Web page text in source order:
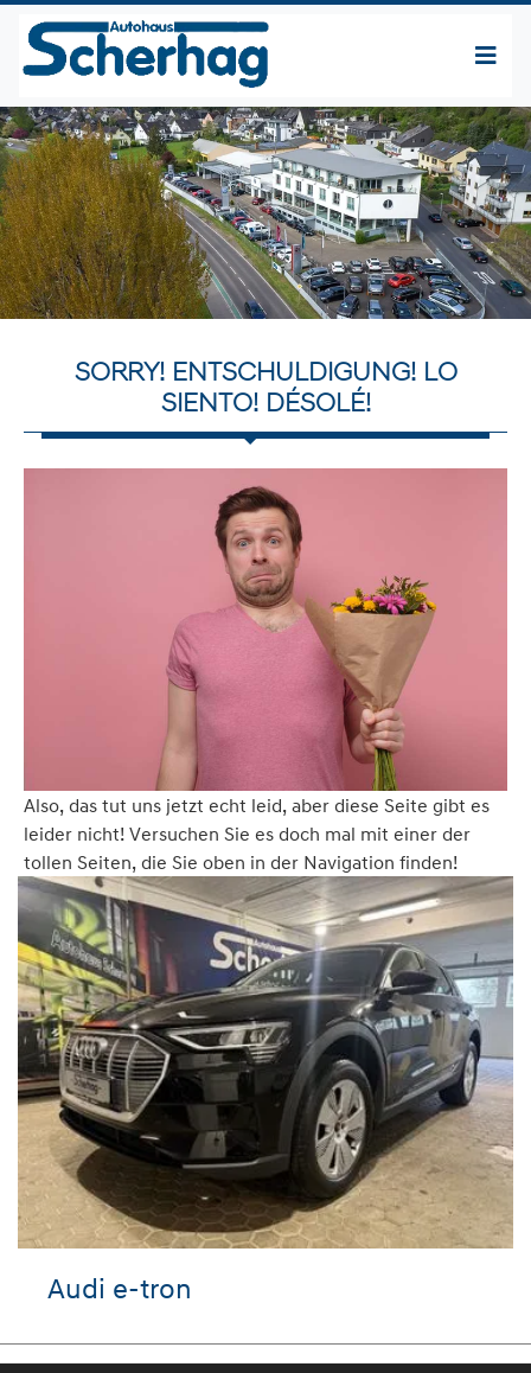
SORRY! ENTSCHULDIGUNG! LO
SIENTO! DÉSOLÉ!
Also, das tut uns jetzt echt leid, aber diese Seite gibt es
leider nicht! Versuchen Sie es doch mal mit einer der
tollen Seiten, die Sie oben in der Navigation finden!
Audi e-tron